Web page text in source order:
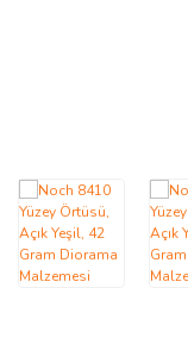
TEKNİK KİTAP ve